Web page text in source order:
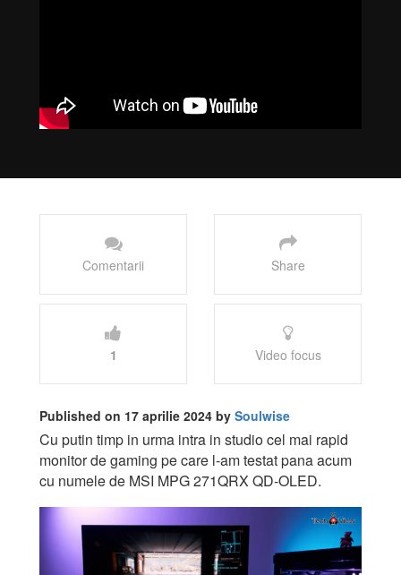
Comentarii Share
1 Video focus
Published on 17 aprilie 2024 by Soulwise
Cu putin timp in urma intra in studio cel mai rapid
monitor de gaming pe care l-am testat pana acum
cu numele de MSI MPG 271QRX QD-OLED.